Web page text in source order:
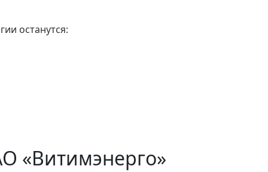
останутся:
«Витимэнерго»